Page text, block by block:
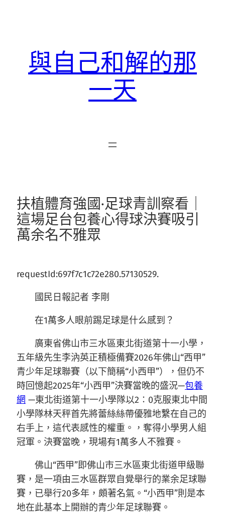
與自己和解的那
一天
扶植體育強國·足球青訓察看｜
這場足台包養心得球決賽吸引
萬余名不雅眾
requestId:697f7c1c72e280.57130529.
國民日報記者 李剛
在1萬多人眼前踢足球是什么感到？
廣東省佛山市三水區東北街道第十一小學，
五年級先生李汭英正積極備賽2026年佛山“西甲”
青少年足球聯賽（以下簡稱“小西甲”），但仍不
時回憶起2025年“小西甲”決賽當晚的盛況—包養
網 —東北街道第十一小學隊以2∶0克服東北中間
小學隊林天秤首先將蕾絲絲帶優雅地繫在自己的
右手上，這代表感性的權重。，奪得小學男人組
冠軍。決賽當晚，現場有1萬多人不雅賽。
佛山“西甲”即佛山市三水區東北街道甲級聯
賽，是一項由三水區群眾自覺舉行的業余足球聯
賽，已舉行20多年，頗著名氣。“小西甲”則是本
地在此基本上開辦的青少年足球聯賽。